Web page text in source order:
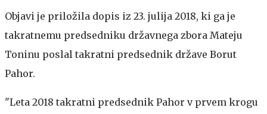
Objavi je priložila dopis iz 23. julija 2018, ki ga je
takratnemu predsedniku državnega zbora Mateju
Toninu poslal takratni predsednik države Borut
Pahor.
"Leta 2018 takratni predsednik Pahor v prvem krogu